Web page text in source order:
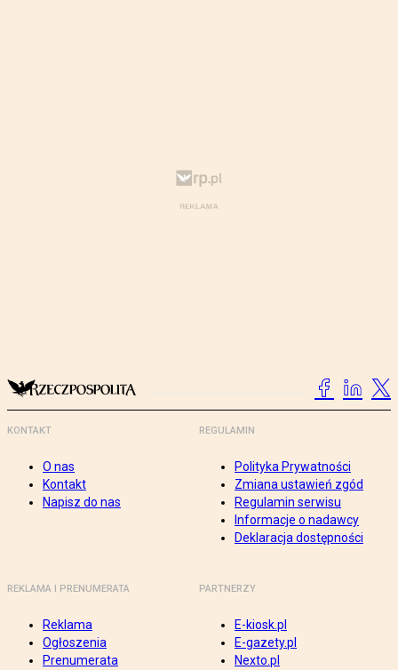
KONTAKT
O nas
Kontakt
Napisz do nas
REGULAMIN
Polityka Prywatności
Zmiana ustawień zgód
Regulamin serwisu
Informacje o nadawcy
Deklaracja dostępności
REKLAMA I PRENUMERATA
Reklama
Ogłoszenia
Prenumerata
PARTNERZY
E-kiosk.pl
E-gazety.pl
Nexto.pl